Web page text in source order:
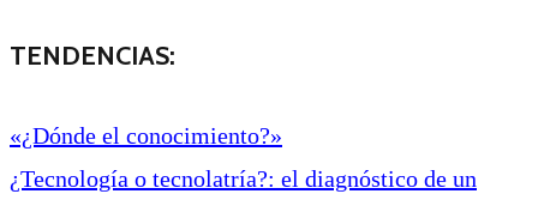
TENDENCIAS:
«¿Dónde el conocimiento?»
¿Tecnología o tecnolatría?: el diagnóstico de un